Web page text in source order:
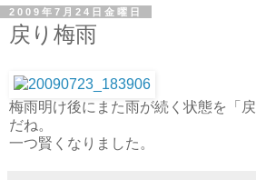
2009年7月24日金曜日
戻り梅雨
梅雨明け後にまた雨が続く状態を「
だね。
一つ賢くなりました。